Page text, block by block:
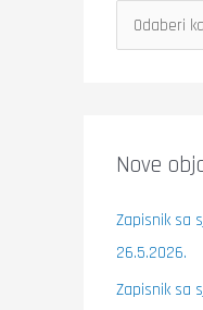
Nove
Zapisnik sa
26.5.2026.
Zapisnik sa